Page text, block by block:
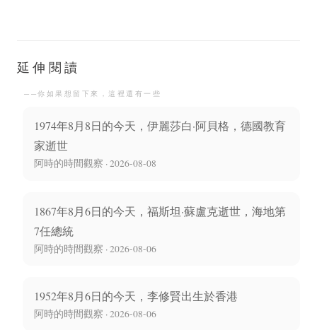
芬蘭第一位女總統
延伸閱讀
──你如果想留下來，這裡還有一些
1974年8月8日的今天，伊麗莎白·阿貝格，德國教育
家逝世
阿時的時間觀察 · 2026-08-08
1867年8月6日的今天，福斯坦·蘇盧克逝世，海地第
7任總統
阿時的時間觀察 · 2026-08-06
1952年8月6日的今天，李修賢出生於香港
阿時的時間觀察 · 2026-08-06